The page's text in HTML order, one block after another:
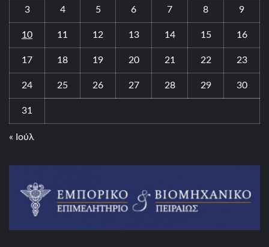
3 4 5 6 7 8 9
10 11 12 13 14 15 16
17 18 19 20 21 22 23
24 25 26 27 28 29 30
31
« Ιούλ